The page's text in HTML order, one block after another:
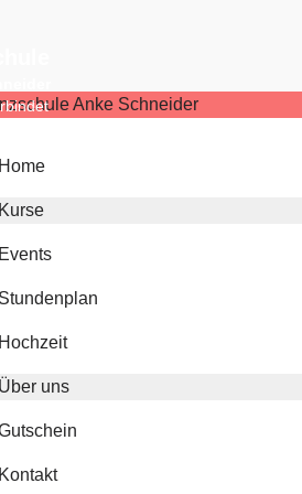
Home
Kurse
Events
Stundenplan
Hochzeit
Über uns
Kontakt